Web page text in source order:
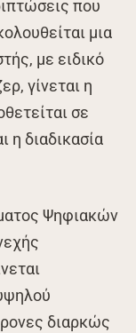
που
μια
με ειδικό
γίνεται η
σε
η διαδικασία
Ψηφιακών
διαρκώς